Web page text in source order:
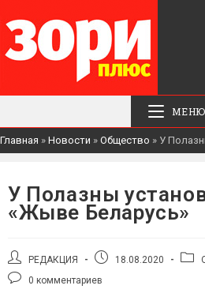
МЕНЮ
Главная » Новости » Общество » У
У Полазны
«Жыве Беларусь»
Автор
записи:
РЕДАКЦИЯ
Запись18.08.2020
Комментарии
0 комментариев